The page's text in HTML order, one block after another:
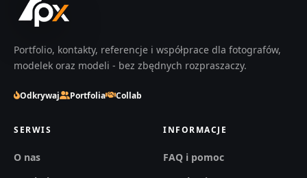
Portfolio, kontakty, referencje i współprace dla fotografów,
modelek oraz modeli - bez zbędnych rozpraszaczy.
Odkrywaj Portfolia Collab
SERWIS
O nas
INFORMACJE
FAQ i pomoc